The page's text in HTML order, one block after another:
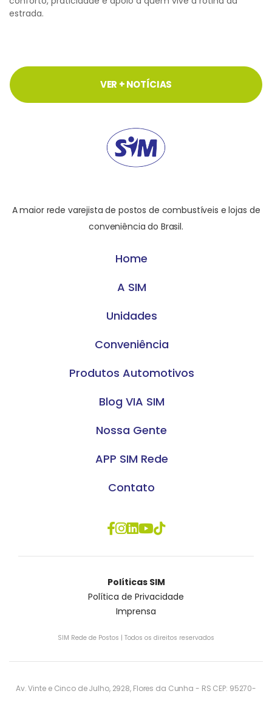
estrada.
VER + NOTÍCIAS
A maior rede varejista de postos de combustíveis e lojas de
conveniência do Brasil.
Home
A SIM
Unidades
Conveniência
Produtos Automotivos
Blog VIA SIM
Nossa Gente
APP SIM Rede
Contato
Políticas SIM
Política de Privacidade
Imprensa
SIM Rede de Postos | Todos os direitos reservados
Av. Vinte e Cinco de Julho, 2928, Flores da Cunha - RS CEP: 95270-